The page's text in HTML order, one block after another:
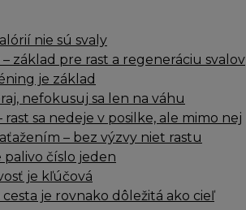
nie sú svaly
základ pre rast a regeneráciu svalov
je základ
nefokusuj sa len na váhu
sa nedeje v posilke, ale mimo nej
– bez výzvy niet rastu
palivo číslo jeden
je kľúčová
cesta je rovnako dôležitá ako cieľ